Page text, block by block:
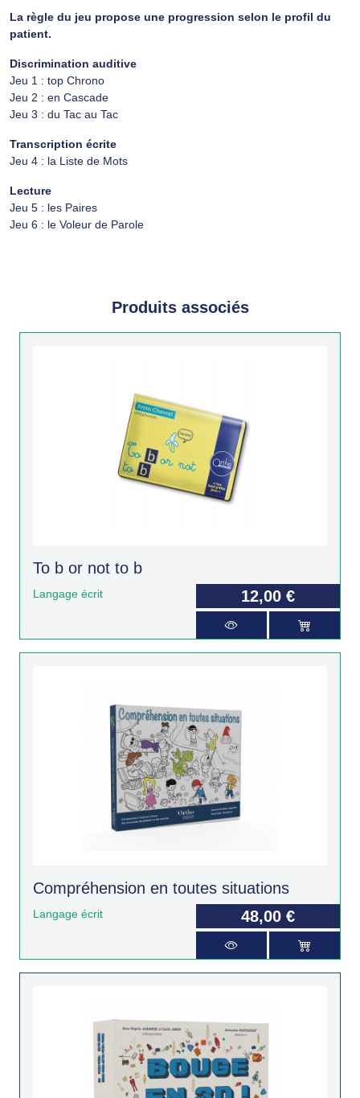
La règle du jeu propose une progression selon le profil du
patient.
Discrimination auditive
Jeu 1 : top Chrono
Jeu 2 : en Cascade
Jeu 3 : du Tac au Tac
Transcription écrite
Jeu 4 : la Liste de Mots
Lecture
Jeu 5 : les Paires
Jeu 6 : le Voleur de Parole
Produits associés
To b or not to b
Langage écrit 12,00 €
Compréhension en toutes situations
Langage écrit 48,00 €